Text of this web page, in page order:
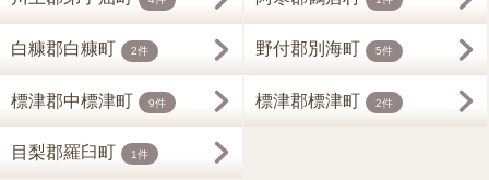
白糠郡白糠町 2件 野付郡別海町 5件
標津郡中標津町 9件 標津郡標津町 2件
目梨郡羅臼町 1件